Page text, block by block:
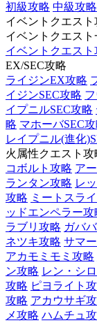
初級攻略 中級攻略
イベントクエスト
イベントクエスト
イベントクエスト
EX/SEC攻略
ライジンEX攻略
イジンSEC攻略
イプニルSEC攻略
略 マホーバSEC
レイプニル(進化
火属性クエスト攻
コボルト攻略 ア
ランタン攻略 レ
攻略 ミートスラ
ッドエンペラー攻
ラブリ攻略 ガバ
ネツキ攻略 サマ
アカモミモミ攻略
ン攻略 レン・シ
攻略 ピヨライト
攻略 アカウサギ
メ攻略 ハムチュ